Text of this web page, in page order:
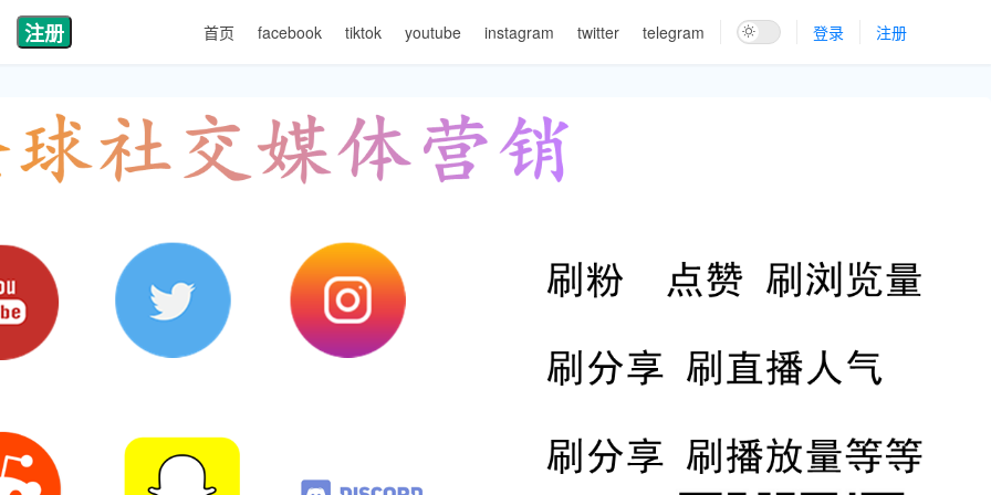
注册 首页 facebook tiktok youtube instagram twitter telegram 登录 注册